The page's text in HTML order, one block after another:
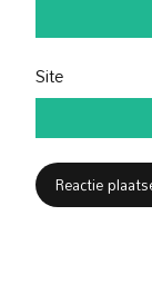
Site